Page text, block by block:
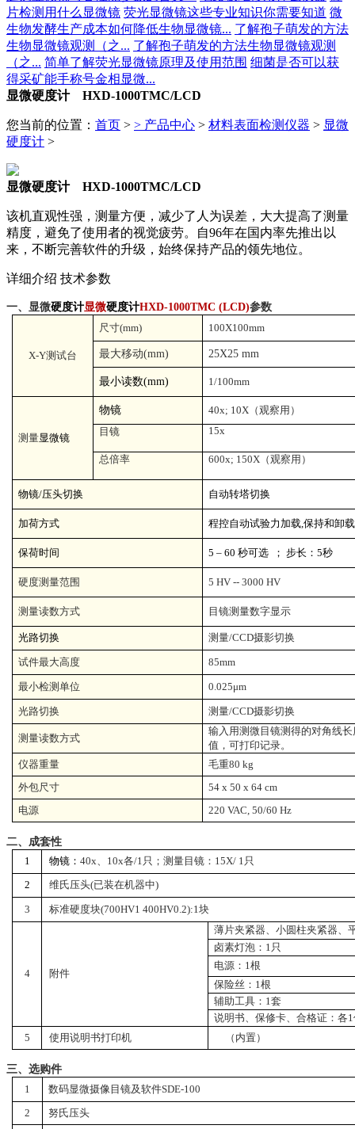
片检测用什么显微镜 荧光显微镜这些专业知识你需要知道 微
生物发酵生产成本如何降低生物显微镜... 了解孢子萌发的方法
生物显微镜观测（之... 了解孢子萌发的方法生物显微镜观测
（之... 简单了解荧光显微镜原理及使用范围 细菌是否可以获
得采矿能手称号金相显微...
显微硬度计 HXD-1000TMC/LCD
您当前的位置： 首页 > > 产品中心 > 材料表面检测仪器 > 显微
硬度计 >
显微硬度计 HXD-1000TMC/LCD
该机直观性强，测量方便，减少了人为误差，大大提高了测量
精度，避免了使用者的视觉疲劳。自96年在国内率先推出以
来，不断完善软件的升级，始终保持产品的领先地位。
详细介绍 技术参数
一、显微硬度计显微硬度计HXD-1000TMC (LCD)参数
X-Y测试台
尺寸(mm) 100X100mm
最大移动(mm) 25X25 mm
最小读数(mm) 1/100mm
测量显微镜
物镜 40x; 10X （观察用）
目镜
15x
总倍率 600x; 150X （观察用）
物镜/压头切换 自动转塔切换
加荷方式 程控自动试验力加载,保持和卸载
保荷时间 5 – 60 秒可选 ； 步长：5秒
硬度测量范围 5 HV -- 3000 HV
测量读数方式 目镜测量数字显示
光路切换 测量/CCD摄影切换
试件最大高度 85mm
最小检测单位 0.025μm
光路切换 测量/CCD摄影切换
测量读数方式
输入用测微目镜测得的对角线长
值，可打印记录。
仪器重量
毛重80 kg
外包尺寸
54 x 50 x 64 cm
电源
220 VAC, 50/60 Hz
二、成套性
1
物镜：40x、 10x各/1只；测量目镜： 15X/ 1只
2
维氏压头(已装在机器中)
3 标准硬度块(700HV1 400HV0.2):1块
4 附件
薄片夹紧器、小圆柱夹紧器、
卤素灯泡： 1只
电源： 1根
保险丝： 1根
辅助工具： 1套
说明书、保修卡、合格证：各1
5
使用说明书打印机 （内置）
三、选购件
1
数码显微摄像目镜及软件SDE-100
2
努氏压头